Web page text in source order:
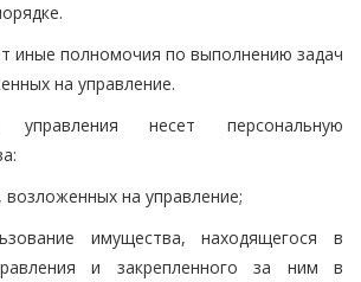
иные полномочия по выполнению задач
на управление.
несет персональную
на управление;
имущества, находящегося в
и закрепленного за ним в